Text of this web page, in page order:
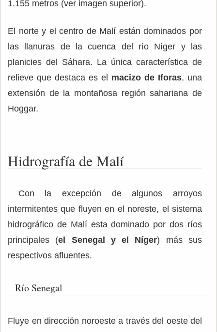
1.155 metros (ver imagen superior).
El norte y el centro de Malí están dominados por
las llanuras de la cuenca del río Níger y las
planicies del Sáhara. La única característica de
relieve que destaca es el macizo de Iforas, una
extensión de la montañosa región sahariana de
Hoggar.
Hidrografía de Malí
Con la excepción de algunos arroyos
intermitentes que fluyen en el noreste, el sistema
hidrográfico de Malí esta dominado por dos ríos
principales (el Senegal y el Níger) más sus
respectivos afluentes.
Río Senegal
Fluye en dirección noroeste a través del oeste del